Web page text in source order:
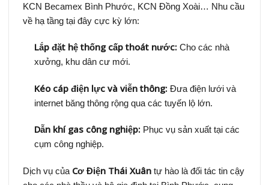
KCN Becamex Bình Phước, KCN Đồng Xoài… Nhu cầu
về hạ tầng tại đây cực kỳ lớn:
Lắp đặt hệ thống cấp thoát nước: Cho các nhà
xưởng, khu dân cư mới.
Kéo cáp điện lực và viễn thông: Đưa điện lưới và
internet băng thông rộng qua các tuyến lộ lớn.
Dẫn khí gas công nghiệp: Phục vụ sản xuất tại các
cụm công nghiệp.
Dịch vụ của Cơ Điện Thái Xuântự hào là đối tác tin cậy